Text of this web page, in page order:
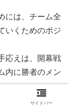
には、チーム全
いくためのポジ
応えは、開幕戦
内に勝者のメン
サイドバー